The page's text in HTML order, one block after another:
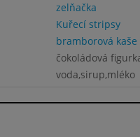
zelňačka
Kuřecí stripsy
bramborová
čokoládová
voda,sirup,mléko